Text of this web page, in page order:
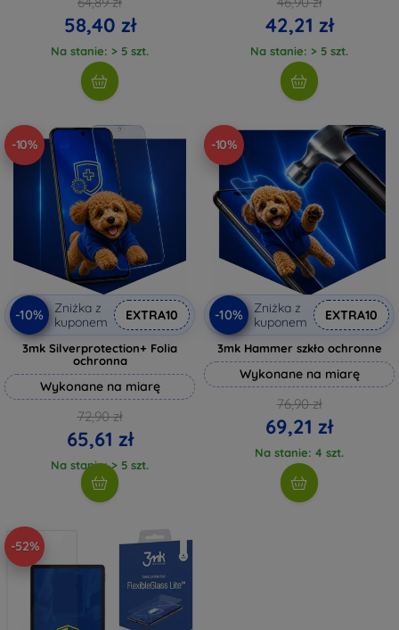
58,40 zł
Na stanie: > 5 szt.
42,21 zł
Na stanie: > 5 szt.
-10%
-10%
Zniżka z
kuponem
EXTRA10
3mk Silverprotection+ Folia
ochronna
Wykonane na miarę
72,90 zł
65,61 zł
Na stanie: > 5 szt.
-10%
-10%
Zniżka z
kuponem
EXTRA10
3mk Hammer szkło ochronne
Wykonane na miarę
76,90 zł
69,21 zł
Na stanie: 4 szt.
-52%